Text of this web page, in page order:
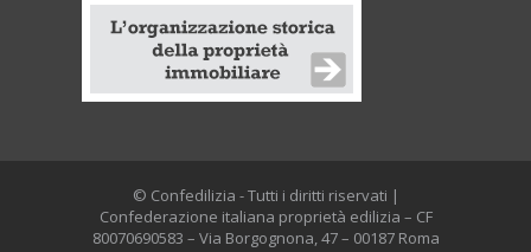
© Confedilizia - Tutti i diritti riservati |
Confederazione italiana proprietà edilizia – CF
80070690583 – Via Borgognona, 47 – 00187 Roma